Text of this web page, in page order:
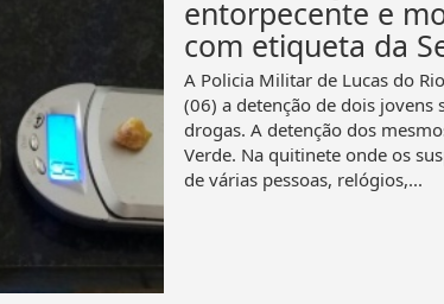
entorpecente e
com etiqueta da
A Policia Militar de Lucas do
(06) a detenção de dois
drogas. A detenção dos
Verde. Na quitinete onde os
de várias pessoas, relógios,...